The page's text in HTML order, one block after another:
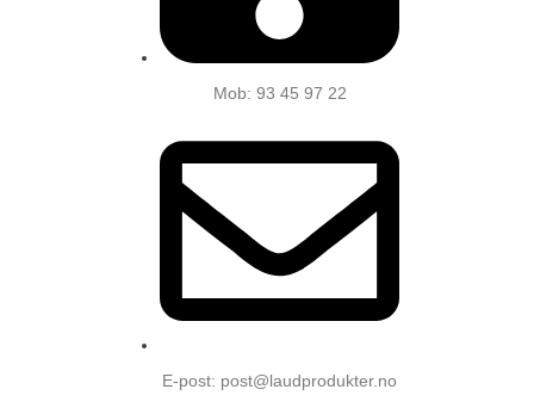
Mob: 93 45 97 22
E-post: post@laudprodukter.no